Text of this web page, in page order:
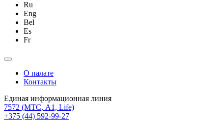
Ru
Eng
Bel
Es
Fr
О палате
Контакты
Единая информационная линия
7572 (МТС, A1, Life)
+375 (44) 592-99-27